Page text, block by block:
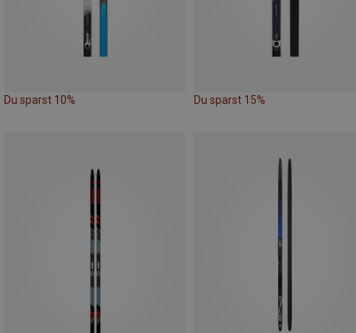
Du sparst 10% Du sparst 15%